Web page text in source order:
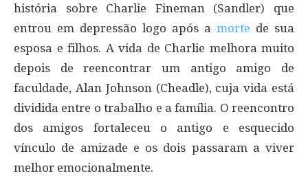
história sobre Charlie Fineman (Sandler) que
entrou em depressão logo após a morte de sua
esposa e filhos. A vida de Charlie melhora muito
depois de reencontrar um antigo amigo de
faculdade, Alan Johnson (Cheadle), cuja vida está
dividida entre o trabalho e a família. O reencontro
dos amigos fortaleceu o antigo e esquecido
vínculo de amizade e os dois passaram a viver
melhor emocionalmente.